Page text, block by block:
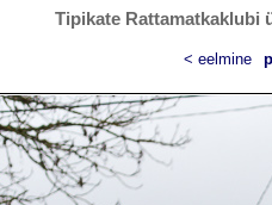
Tipikate Rattamatkaklubi
< eelmine